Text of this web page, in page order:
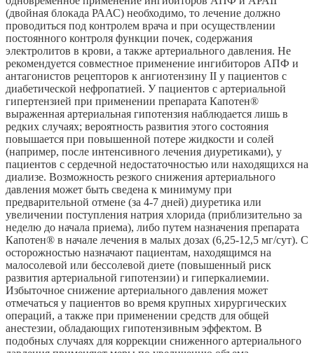
(двойная блокада РААС) необходимо, то лечение должно
проводиться под контролем врача и при осуществлении
постоянного контроля функции почек, содержания
электролитов в крови, а также артериального давления. Не
рекомендуется совместное применение ингибиторов АПФ и
антагонистов рецепторов к ангиотензину II у пациентов с
диабетической нефропатией. У пациентов с артериальной
гипертензией при применении препарата Капотен®
выраженная артериальная гипотензия наблюдается лишь в
редких случаях; вероятность развития этого состояния
повышается при повышенной потере жидкости и солей
(например, после интенсивного лечения диуретиками), у
пациентов с сердечной недостаточностью или находящихся на
диализе. Возможность резкого снижения артериального
давления может быть сведена к минимуму при
предварительной отмене (за 4-7 дней) диуретика или
увеличении поступления натрия хлорида (приблизительно за
неделю до начала приема), либо путем назначения препарата
Капотен® в начале лечения в малых дозах (6,25-12,5 мг/сут). С
осторожностью назначают пациентам, находящимся на
малосолевой или бессолевой диете (повышенный риск
развития артериальной гипотензии) и гиперкалиемии.
Избыточное снижение артериального давления может
отмечаться у пациентов во время крупных хирургических
операций, а также при применении средств для общей
анестезии, обладающих гипотензивным эффектом. В
подобных случаях для коррекции сниженного артериального